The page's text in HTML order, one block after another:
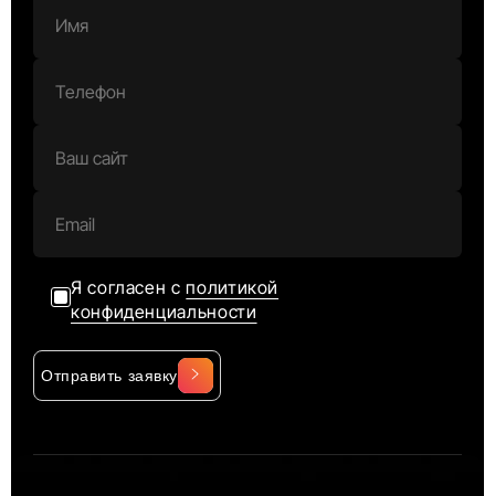
Я согласен сполитикой
конфиденциальности
Отправить заявку